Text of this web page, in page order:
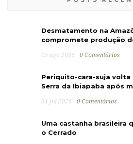
Desmatamento na
compromete produção
05 ago 2026 0 Comentários
Periquito-cara-suja volta
Serra da Ibiapaba após
31 jul 2026 0 Comentários
Uma castanha brasileira
o Cerrado